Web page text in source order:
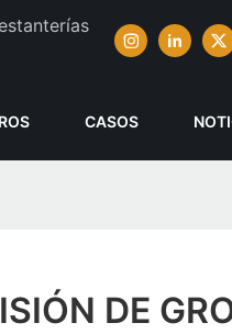
CASOS
DE